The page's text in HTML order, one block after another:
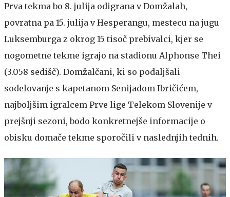
Prva tekma bo 8. julija odigrana v Domžalah,
povratna pa 15. julija v Hesperangu, mestecu na jugu
Luksemburga z okrog 15 tisoč prebivalci, kjer se
nogometne tekme igrajo na stadionu Alphonse Thei
(3.058 sedišč). Domžalčani, ki so podaljšali
sodelovanje s kapetanom Senijadom Ibričićem,
najboljšim igralcem Prve lige Telekom Slovenije v
prejšnji sezoni, bodo konkretnejše informacije o
obisku domače tekme sporočili v naslednjih tednih.